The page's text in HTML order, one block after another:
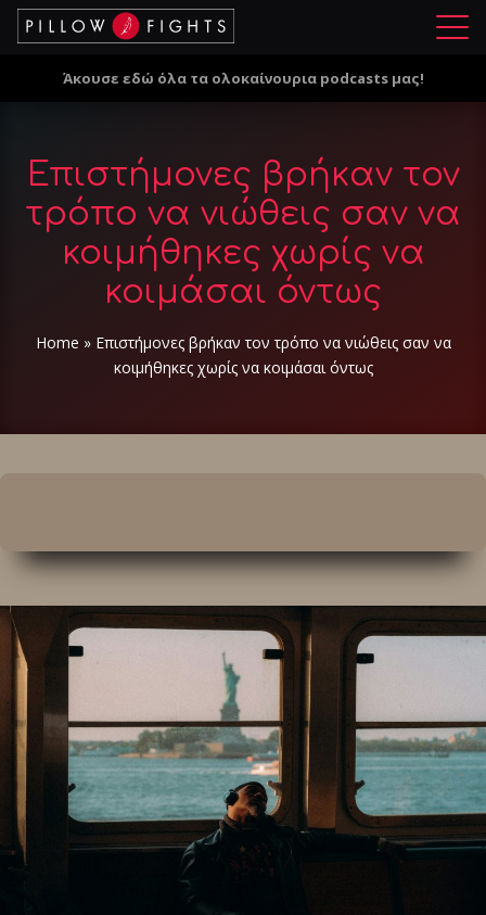
Μ
ο
Άκουσε εδώ όλα τα ολοκαίνουρια podcasts μας!
Επιστήμονες βρήκαν τον
τρόπο να νιώθεις σαν να
κοιμήθηκες χωρίς να
κοιμάσαι όντως
Home » Επιστήμονες βρήκαν τον τρόπο να νιώθεις σαν να
κοιμήθηκες χωρίς να κοιμάσαι όντως